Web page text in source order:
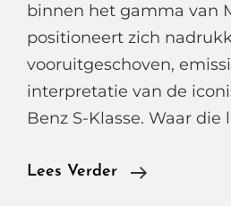
binnen het gamma van
positioneert zich
vooruitgeschoven,
interpretatie van de
Benz S-Klasse. Waar die
Lees Verder
Mercedes-